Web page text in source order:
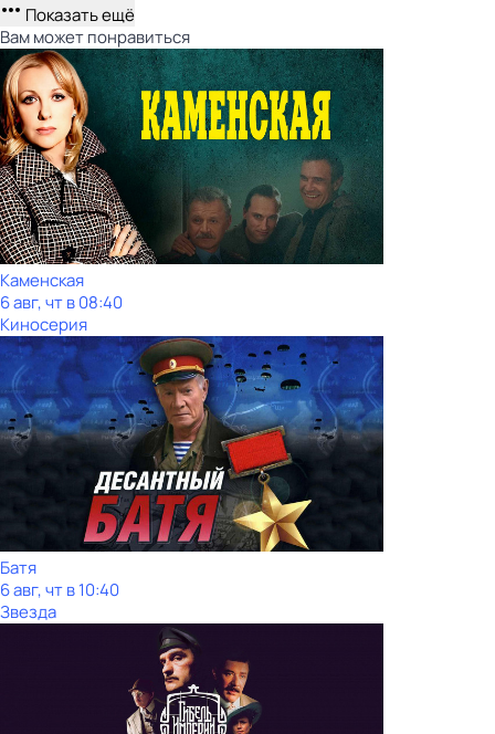
Показать ещё
Вам может понравиться
Каменская
6 авг, чт в 08:40
Киносерия
Батя
6 авг, чт в 10:40
Звезда